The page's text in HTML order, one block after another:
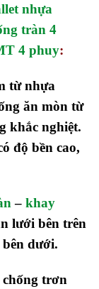
nhựa
tràn 4
4 phuy:
từ nhựa
ăn mòn từ
khắc nghiệt.
độ bền cao,
– khay
lưới bên trên
dưới.
chống trơn